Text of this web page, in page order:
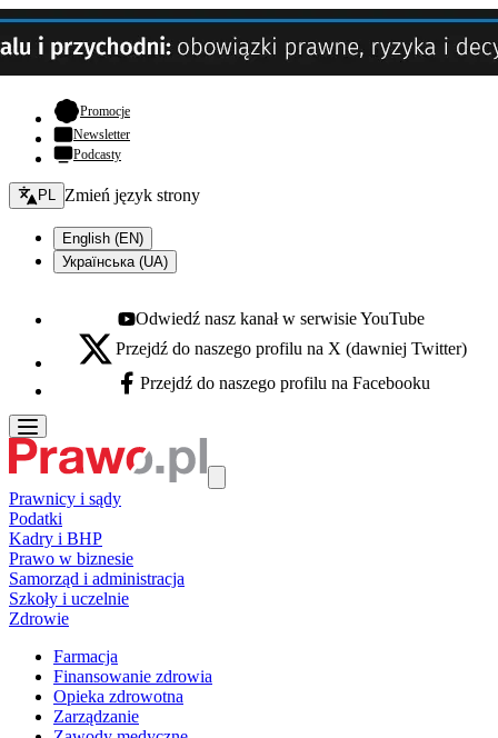
Promocje- otwiera się w nowej karcie
Newsletter
Podcasty
Zmień język - bieżący:
PL Zmień język strony
English (EN)
Українська (UA)
Youtube - otwiera się w nowej karcie
Odwiedź nasz kanał w serwisie YouTube
X - otwiera się w nowej karcie
Przejdź do naszego profilu na X (dawniej Twitter)
Facebook - otwiera się w nowej karcie
Przejdź do naszego profilu na Facebooku
Prawnicy i sądy
Podatki
Kadry i BHP
Prawo w biznesie
Samorząd i administracja
Szkoły i uczelnie
Zdrowie
Farmacja
Finansowanie zdrowia
Opieka zdrowotna
Zarządzanie